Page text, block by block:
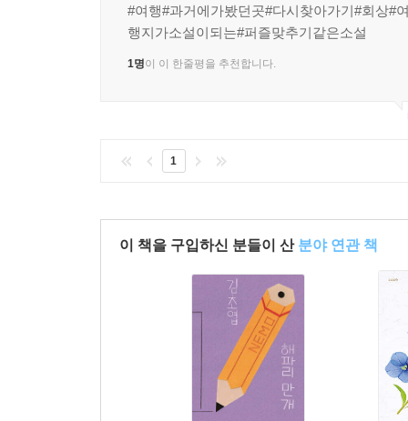
#여행#과거에가봤던곳#다시찾아가기#회상#
행지가소설이되는#퍼즐맞추기같은소설
1명이 이 한줄평을 추천합니다.
1
이 책을 구입하신 분들이 산 분야 연관 책